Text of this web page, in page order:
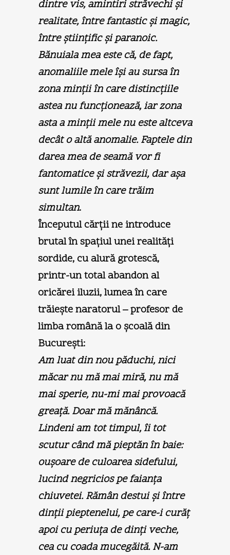
dintre vis, amintiri străvechi şi
realitate, între fantastic şi magic,
între ştiinţific şi paranoic.
Bănuiala mea este că, de fapt,
anomaliile mele îşi au sursa în
zona minţii în care distincţiile
astea nu funcţionează, iar zona
asta a minţii mele nu este altceva
decât o altă anomalie. Faptele din
darea mea de seamă vor fi
fantomatice şi străvezii, dar aşa
sunt lumile în care trăim
simultan.
Începutul cărţii ne introduce
brutal în spaţiul unei realităţi
sordide, cu alură grotescă,
printr-un total abandon al
oricărei iluzii, lumea în care
trăieşte naratorul – profesor de
limba română la o şcoală din
Bucureşti:
Am luat din nou păduchi, nici
măcar nu mă mai miră, nu mă
mai sperie, nu-mi mai provoacă
greaţă. Doar mă mănâncă.
Lindeni am tot timpul, îi tot
scutur când mă pieptăn în baie:
ouşoare de culoarea sidefului,
lucind negricios pe faianţa
chiuvetei. Rămân destui şi între
dinţii pieptenelui, pe care-i curăţ
apoi cu periuţa de dinţi veche,
cea cu coada mucegăită. N-am